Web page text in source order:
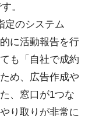
。
定のシステム
に活動報告を行
も「自社で成約
め、広告作成や
、窓口が1つな
り取りが非常に